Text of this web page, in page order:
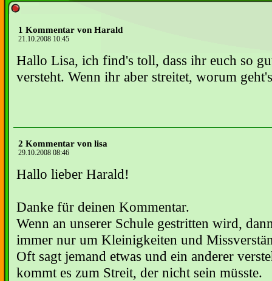
1 Kommentar von Harald
21.10.2008 10:45
Hallo Lisa, ich find's toll, dass ihr euch so
versteht. Wenn ihr aber streitet, worum
2 Kommentar von lisa
29.10.2008 08:46
Hallo lieber Harald!
Danke für deinen Kommentar.
Wenn an unserer Schule gestritten wird,
immer nur um Kleinigkeiten und
Oft sagt jemand etwas und ein anderer
kommt es zum Streit, der nicht sein müsste.